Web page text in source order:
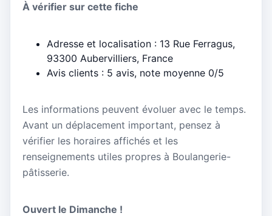
À vérifier sur cette fiche
Adresse et localisation : 13 Rue Ferragus,
93300 Aubervilliers, France
Avis clients : 5 avis, note moyenne 0/5
Les informations peuvent évoluer avec le temps.
Avant un déplacement important, pensez à
vérifier les horaires affichés et les
renseignements utiles propres à Boulangerie-
pâtisserie.
Ouvert le Dimanche !